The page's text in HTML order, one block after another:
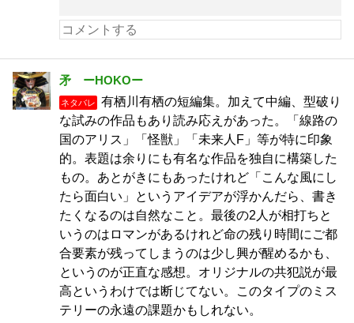
矛 ーHOKOー
ネタバレ
有栖川有栖の短編集。加えて中編、型破り
な試みの作品もあり読み応えがあった。「線路の
国のアリス」「怪獣」「未来人F」等が特に印象
的。表題は余りにも有名な作品を独自に構築した
もの。あとがきにもあったけれど「こんな風にし
たら面白い」というアイデアが浮かんだら、書き
たくなるのは自然なこと。最後の2人が相打ちと
いうのはロマンがあるけれど命の残り時間にご都
合要素が残ってしまうのは少し興が醒めるかも、
というのが正直な感想。オリジナルの共犯説が最
高というわけでは断じてない。このタイプのミス
テリーの永遠の課題かもしれない。